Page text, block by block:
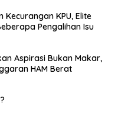
KPU, Elite
Pengalihan Isu
Aspirasi Bukan Makar,
HAM Berat